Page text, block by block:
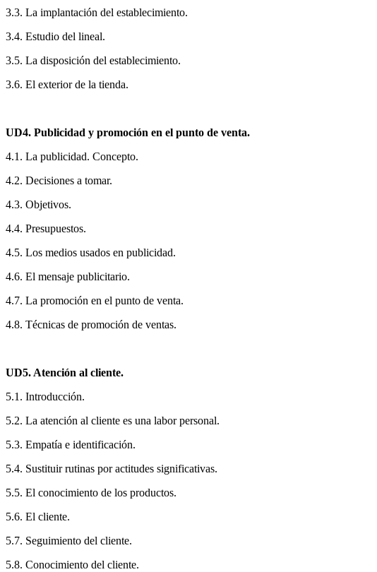
3.3. La implantación del establecimiento.
3.4. Estudio del lineal.
3.5. La disposición del establecimiento.
3.6. El exterior de la tienda.
UD4. Publicidad y promoción en el punto de venta.
4.1. La publicidad. Concepto.
4.2. Decisiones a tomar.
4.3. Objetivos.
4.4. Presupuestos.
4.5. Los medios usados en publicidad.
4.6. El mensaje publicitario.
4.7. La promoción en el punto de venta.
4.8. Técnicas de promoción de ventas.
UD5. Atención al cliente.
5.1. Introducción.
5.2. La atención al cliente es una labor personal.
5.3. Empatía e identificación.
5.4. Sustituir rutinas por actitudes significativas.
5.5. El conocimiento de los productos.
5.6. El cliente.
5.7. Seguimiento del cliente.
5.8. Conocimiento del cliente.